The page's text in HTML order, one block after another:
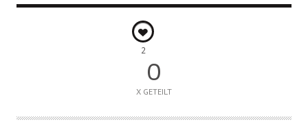
2
0
X GETEILT